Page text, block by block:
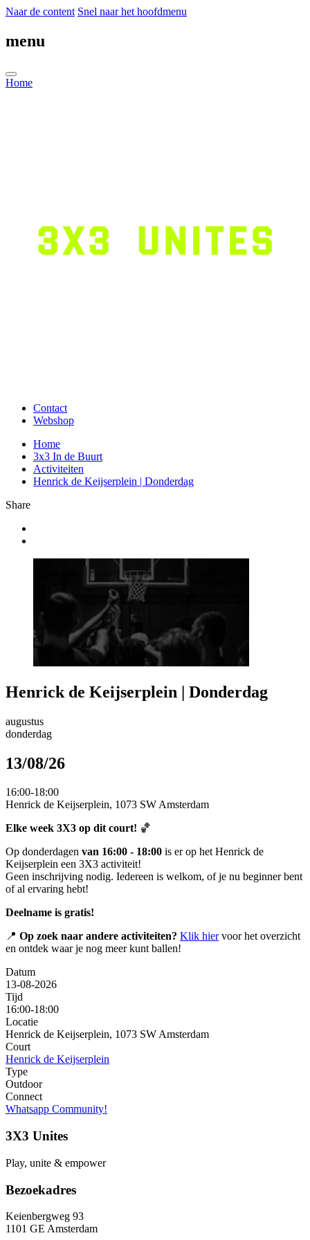
Naar de content Snel naar het hoofdmenu
menu
Home
Contact
Webshop
Home
3x3 In de Buurt
Activiteiten
Henrick de Keijserplein | Donderdag
Share
Henrick de Keijserplein | Donderdag
augustus
donderdag
13/08/26
16:00-18:00
Henrick de Keijserplein, 1073 SW Amsterdam
Elke week 3X3 op dit court! 🏀
Op donderdagen van 16:00 - 18:00 is er op het Henrick de
Keijserplein een 3X3 activiteit!
Geen inschrijving nodig. Iedereen is welkom, of je nu beginner bent
of al ervaring hebt!
Deelname is gratis!
📍 Op zoek naar andere activiteiten? Klik hiervoor het overzicht
en ontdek waar je nog meer kunt ballen!
Datum
13-08-2026
Tijd
16:00-18:00
Locatie
Henrick de Keijserplein, 1073 SW Amsterdam
Court
Henrick de Keijserplein
Type
Outdoor
Connect
Whatsapp Community!
3X3 Unites
Play, unite & empower
Bezoekadres
Keienbergweg 93
1101 GE Amsterdam